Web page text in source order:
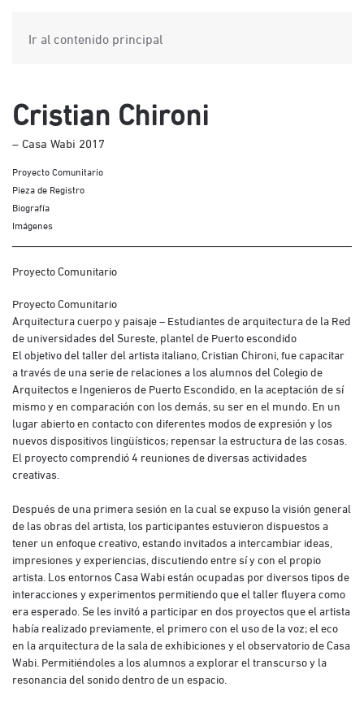
Ir al contenido principal
Cristian Chironi
– Casa Wabi 2017
Proyecto Comunitario
Pieza de Registro
Biografía
Imágenes
Proyecto Comunitario
Proyecto Comunitario
Arquitectura cuerpo y paisaje – Estudiantes de arquitectura de la Red
de universidades del Sureste, plantel de Puerto escondido
El objetivo del taller del artista italiano, Cristian Chironi, fue capacitar
a través de una serie de relaciones a los alumnos del Colegio de
Arquitectos e Ingenieros de Puerto Escondido, en la aceptación de sí
mismo y en comparación con los demás, su ser en el mundo. En un
lugar abierto en contacto con diferentes modos de expresión y los
nuevos dispositivos lingüísticos; repensar la estructura de las cosas.
El proyecto comprendió 4 reuniones de diversas actividades
creativas.
Después de una primera sesión en la cual se expuso la visión general
de las obras del artista, los participantes estuvieron dispuestos a
tener un enfoque creativo, estando invitados a intercambiar ideas,
impresiones y experiencias, discutiendo entre sí y con el propio
artista. Los entornos Casa Wabi están ocupadas por diversos tipos de
interacciones y experimentos permitiendo que el taller fluyera como
era esperado. Se les invitó a participar en dos proyectos que el artista
había realizado previamente, el primero con el uso de la voz; el eco
en la arquitectura de la sala de exhibiciones y el observatorio de Casa
Wabi. Permitiéndoles a los alumnos a explorar el transcurso y la
resonancia del sonido dentro de un espacio.